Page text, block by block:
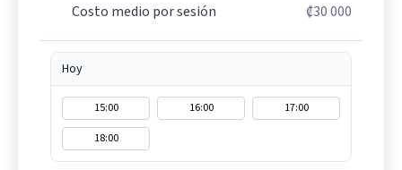
Costo medio por sesión
₡30 000
Hoy
15:00 16:00
17:00
18:00